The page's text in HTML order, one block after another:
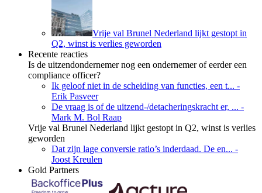
Vrije val Brunel Nederland lijkt gestopt in
Q2, winst is verlies geworden
Recente reacties
Is de uitzendondernemer nog een ondernemer of eerder een
compliance officer?
Ik geloof niet in de scheiding van functies, een t... -
Erik Pasveer
De vraag is of de uitzend-/detacheringskracht er, ... -
Mark M. Bol Raap
Vrije val Brunel Nederland lijkt gestopt in Q2, winst is verlies
geworden
Dat zijn lage conversie ratio’s inderdaad. De en... -
Joost Kreulen
Gold Partners